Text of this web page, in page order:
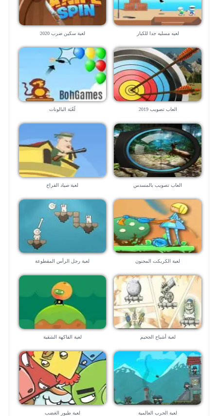
لعبه مسليه جدا للكبار لعبة سكين ضرب 2020
العاب تصويب 2019 لُعْبَة البالونات
العاب تصويب بالمسدس لعبة صياد الفراخ
لعبة الكريكت المجنون لعبة رجل الرأس المقطوعة
لعبة أشباح الجحيم لعبة الفاكهة الشقية
لعبة الحرب العالمية لعبة طيور الغضب